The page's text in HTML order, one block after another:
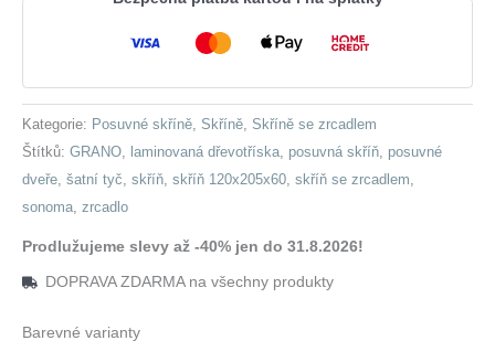
120
sonoma
množství
Kategorie: Posuvné skříně, Skříně, Skříně se zrcadlem
Štítků: GRANO, laminovaná dřevotříska, posuvná skříň, posuvné
dveře, šatní tyč, skříň, skříň 120x205x60, skříň se zrcadlem,
sonoma, zrcadlo
Prodlužujeme slevy až -40% jen do 31.8.2026!
DOPRAVA ZDARMA na všechny produkty
Barevné varianty